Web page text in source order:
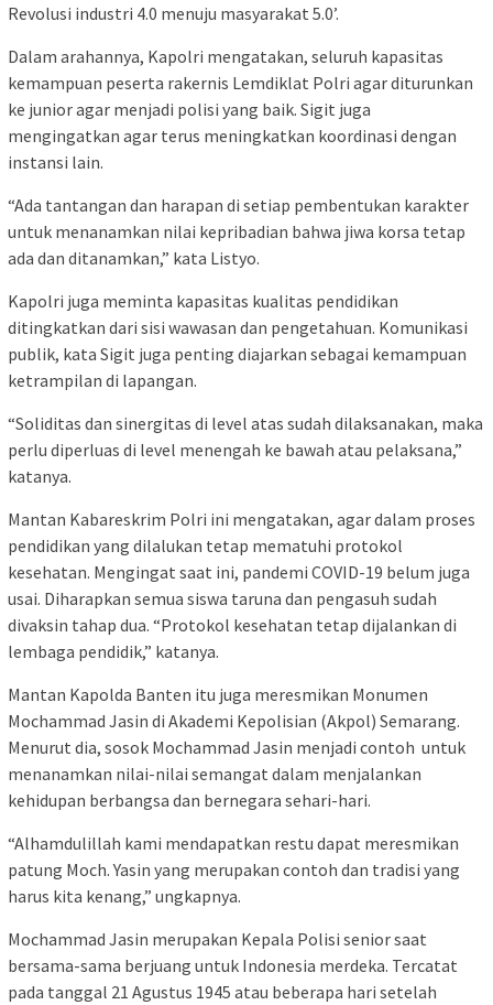
Revolusi industri 4.0 menuju masyarakat 5.0’.
Dalam arahannya, Kapolri mengatakan, seluruh kapasitas
kemampuan peserta rakernis Lemdiklat Polri agar diturunkan
ke junior agar menjadi polisi yang baik. Sigit juga
mengingatkan agar terus meningkatkan koordinasi dengan
instansi lain.
“Ada tantangan dan harapan di setiap pembentukan karakter
untuk menanamkan nilai kepribadian bahwa jiwa korsa tetap
ada dan ditanamkan,” kata Listyo.
Kapolri juga meminta kapasitas kualitas pendidikan
ditingkatkan dari sisi wawasan dan pengetahuan. Komunikasi
publik, kata Sigit juga penting diajarkan sebagai kemampuan
ketrampilan di lapangan.
“Soliditas dan sinergitas di level atas sudah dilaksanakan, maka
perlu diperluas di level menengah ke bawah atau pelaksana,”
katanya.
Mantan Kabareskrim Polri ini mengatakan, agar dalam proses
pendidikan yang dilalukan tetap mematuhi protokol
kesehatan. Mengingat saat ini, pandemi COVID-19 belum juga
usai. Diharapkan semua siswa taruna dan pengasuh sudah
divaksin tahap dua. “Protokol kesehatan tetap dijalankan di
lembaga pendidik,” katanya.
Mantan Kapolda Banten itu juga meresmikan Monumen
Mochammad Jasin di Akademi Kepolisian (Akpol) Semarang.
Menurut dia, sosok Mochammad Jasin menjadi contoh untuk
menanamkan nilai-nilai semangat dalam menjalankan
kehidupan berbangsa dan bernegara sehari-hari.
“Alhamdulillah kami mendapatkan restu dapat meresmikan
patung Moch. Yasin yang merupakan contoh dan tradisi yang
harus kita kenang,” ungkapnya.
Mochammad Jasin merupakan Kepala Polisi senior saat
bersama-sama berjuang untuk Indonesia merdeka. Tercatat
pada tanggal 21 Agustus 1945 atau beberapa hari setelah